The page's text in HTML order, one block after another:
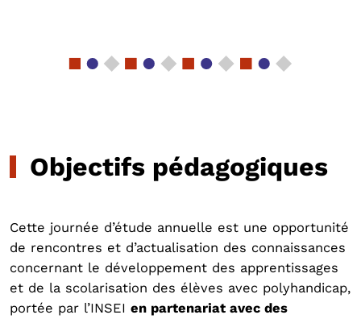
Objectifs pédagogiques
Cette journée d’étude annuelle est une opportunité
de rencontres et d’actualisation des connaissances
concernant le développement des apprentissages
et de la scolarisation des élèves avec polyhandicap,
portée par l’INSEI en partenariat avec des